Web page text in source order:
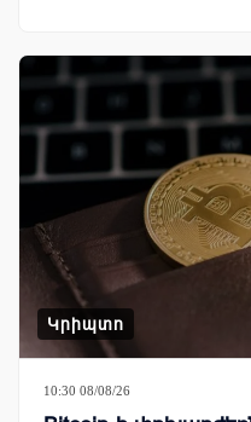
Կրիպտո
10:30 08/08/26